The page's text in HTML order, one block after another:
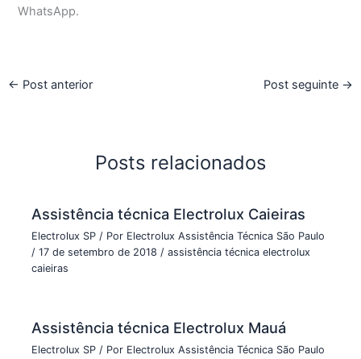
WhatsApp.
← Post anterior Post seguinte →
Posts relacionados
Assistência técnica Electrolux Caieiras
Electrolux SP / Por Electrolux Assistência Técnica São Paulo
/17 de setembro de 2018/assistência técnica electrolux
caieiras
Assistência técnica Electrolux Mauá
Electrolux SP / Por Electrolux Assistência Técnica São Paulo